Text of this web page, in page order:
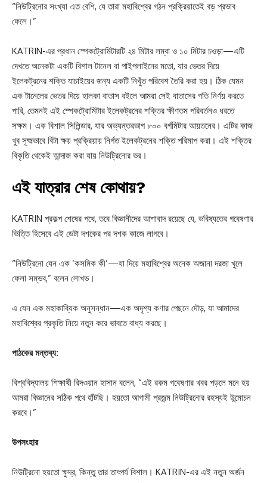
“নিউট্রিনোর সংখ্যা এত বেশি, যে তারা মহাবিশ্বের গঠন প্রক্রিয়াতেই বড় প্রভাব
ফেলে।”
KATRIN-এর প্রধান স্পেকট্রোমিটারটি ২৪ মিটার লম্বা ও ১০ মিটার চওড়া—এটি
দেখতে অনেকটা একটি বিশাল টানেল বা পাইপলাইনের মতো, যার ভেতর দিয়ে
ইলেকট্রনের শক্তি যাচাইয়ের জন্য একটি নিখুঁত পরিবেশ তৈরি করা হয়। ঠিক যেমন
এক টানেলের ভেতর দিয়ে হালকা বাতাস বইলে আমরা সেই বাতাসের গতি নির্ণয় করতে
পারি, তেমনই এই স্পেকট্রোমিটার ইলেকট্রনের শক্তির ক্ষীণতম পরিবর্তনও ধরতে
সক্ষম। এক বিশাল সিলিন্ডার, যার অভ্যন্তরভাগ ৮০০ বর্গমিটার আয়তনের। এটির কাজ
খুব সূক্ষ্মভাবে বিটা ক্ষয় প্রক্রিয়ায় নির্গত ইলেকট্রনের শক্তি পরিমাপ করা। এই শক্তির
বিকৃতি থেকেই আন্দাজ করা যায় নিউট্রিনোর ভর।
এই যাত্রার শেষ কোথায়?
KATRIN প্রকল্প শেষের পথে, তবে বিজ্ঞানীদের আশাবাদ রয়েছে যে, ভবিষ্যতের গবেষণার
ভিত্তি হিসেবে এই ডেটা দশকের পর দশক কাজে লাগবে।
“নিউট্রিনো যেন এক ‘কসমিক কী’—যা দিয়ে মহাবিশ্বের অনেক অজানা দরজা খুলে
ফেলা সম্ভব,” বলেন লোখভ।
এ যেন এক মহাকাব্যিক অনুসন্ধান—এক অদৃশ্য কণার পেছনে দৌড়, যা আমাদের
মহাবিশ্বের প্রকৃতি নিয়ে নতুন করে ভাবতে বাধ্য করছে।
পাঠকের মন্তব্য:
বিশ্ববিদ্যালয় শিক্ষার্থী রিদওয়ান হাসান বলেন, “এই রকম গবেষণার খবর পড়লে মনে হয়
আমরা বিজ্ঞানের সঠিক পথে হাঁটছি। হয়তো আগামী প্রজন্ম নিউট্রিনোর রহস্যই উন্মোচন
করবে।”
উপসংহার
নিউট্রিনো হয়তো ক্ষুদ্র, কিন্তু তার তাৎপর্য বিশাল। KATRIN-এর এই নতুন অর্জন